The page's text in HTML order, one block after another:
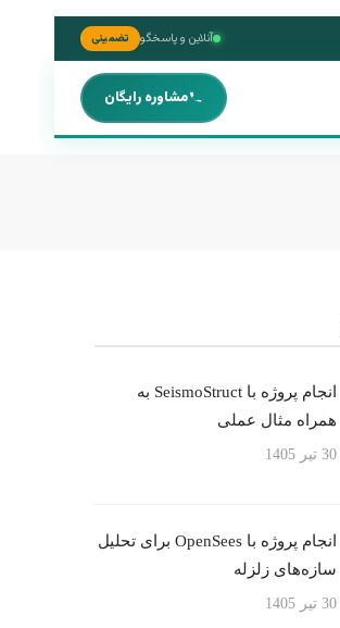
آنلاین و پاسخگو تضمینی
مشاوره رایگان
انجام پروژه با SeismoStruct به
همراه مثال عملی
30 تیر 1405
انجام پروژه با OpenSees برای تحلیل
سازه‌های زلزله
30 تیر 1405